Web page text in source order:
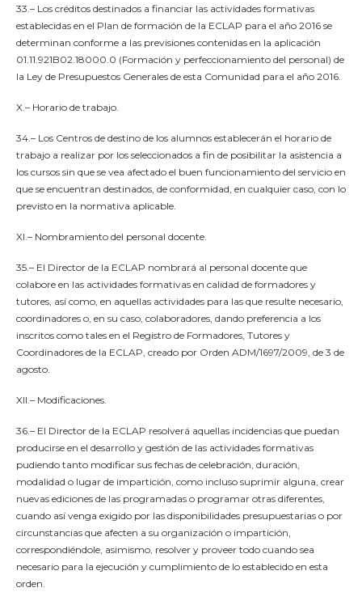
33.– Los créditos destinados a financiar las actividades formativas
establecidas en el Plan de formación de la ECLAP para el año 2016 se
determinan conforme a las previsiones contenidas en la aplicación
01.11.921B02.18000.0 (Formación y perfeccionamiento del personal) de
la Ley de Presupuestos Generales de esta Comunidad para el año 2016.
X.– Horario de trabajo.
34.– Los Centros de destino de los alumnos establecerán el horario de
trabajo a realizar por los seleccionados a fin de posibilitar la asistencia a
los cursos sin que se vea afectado el buen funcionamiento del servicio en
que se encuentran destinados, de conformidad, en cualquier caso, con lo
previsto en la normativa aplicable.
XI.– Nombramiento del personal docente.
35.– El Director de la ECLAP nombrará al personal docente que
colabore en las actividades formativas en calidad de formadores y
tutores, así como, en aquellas actividades para las que resulte necesario,
coordinadores o, en su caso, colaboradores, dando preferencia a los
inscritos como tales en el Registro de Formadores, Tutores y
Coordinadores de la ECLAP, creado por Orden ADM/1697/2009, de 3 de
agosto.
XII.– Modificaciones.
36.– El Director de la ECLAP resolverá aquellas incidencias que puedan
producirse en el desarrollo y gestión de las actividades formativas
pudiendo tanto modificar sus fechas de celebración, duración,
modalidad o lugar de impartición, como incluso suprimir alguna, crear
nuevas ediciones de las programadas o programar otras diferentes,
cuando así venga exigido por las disponibilidades presupuestarias o por
circunstancias que afecten a su organización o impartición,
correspondiéndole, asimismo, resolver y proveer todo cuando sea
necesario para la ejecución y cumplimiento de lo establecido en esta
orden.